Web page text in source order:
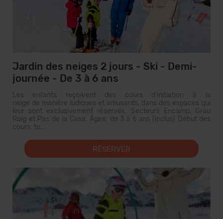
Jardin des neiges 2 jours - Ski - Demi-
journée - De 3 à 6 ans
Les enfants reçoivent des cours d'initiation à la
neige de manière ludiques et amusants, dans des espaces qui
leur sont exclusivement réservés. Secteurs Encamp, Grau
Roig et Pas de la Casa. Âges: de 3 à 6 ans (inclus) Début des
cours: to...
RÉSERVER